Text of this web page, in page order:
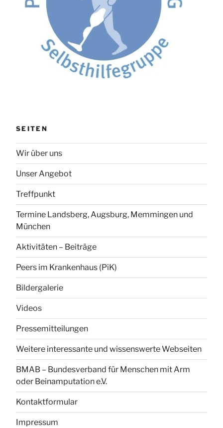
SEITEN
Wir über uns
Unser Angebot
Treffpunkt
Termine Landsberg, Augsburg, Memmingen und
München
Aktivitäten – Beiträge
Peers im Krankenhaus (PiK)
Bildergalerie
Videos
Pressemitteilungen
Weitere interessante und wissenswerte Webseiten
BMAB – Bundesverband für Menschen mit Arm
oder Beinamputation e.V.
Kontaktformular
Impressum